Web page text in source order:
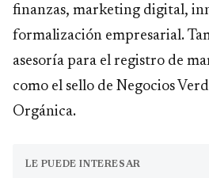
finanzas, marketing digital,
formalización empresarial.
asesoría para el registro de
como el sello de Negocios
Orgánica.
LE PUEDE INTERESAR